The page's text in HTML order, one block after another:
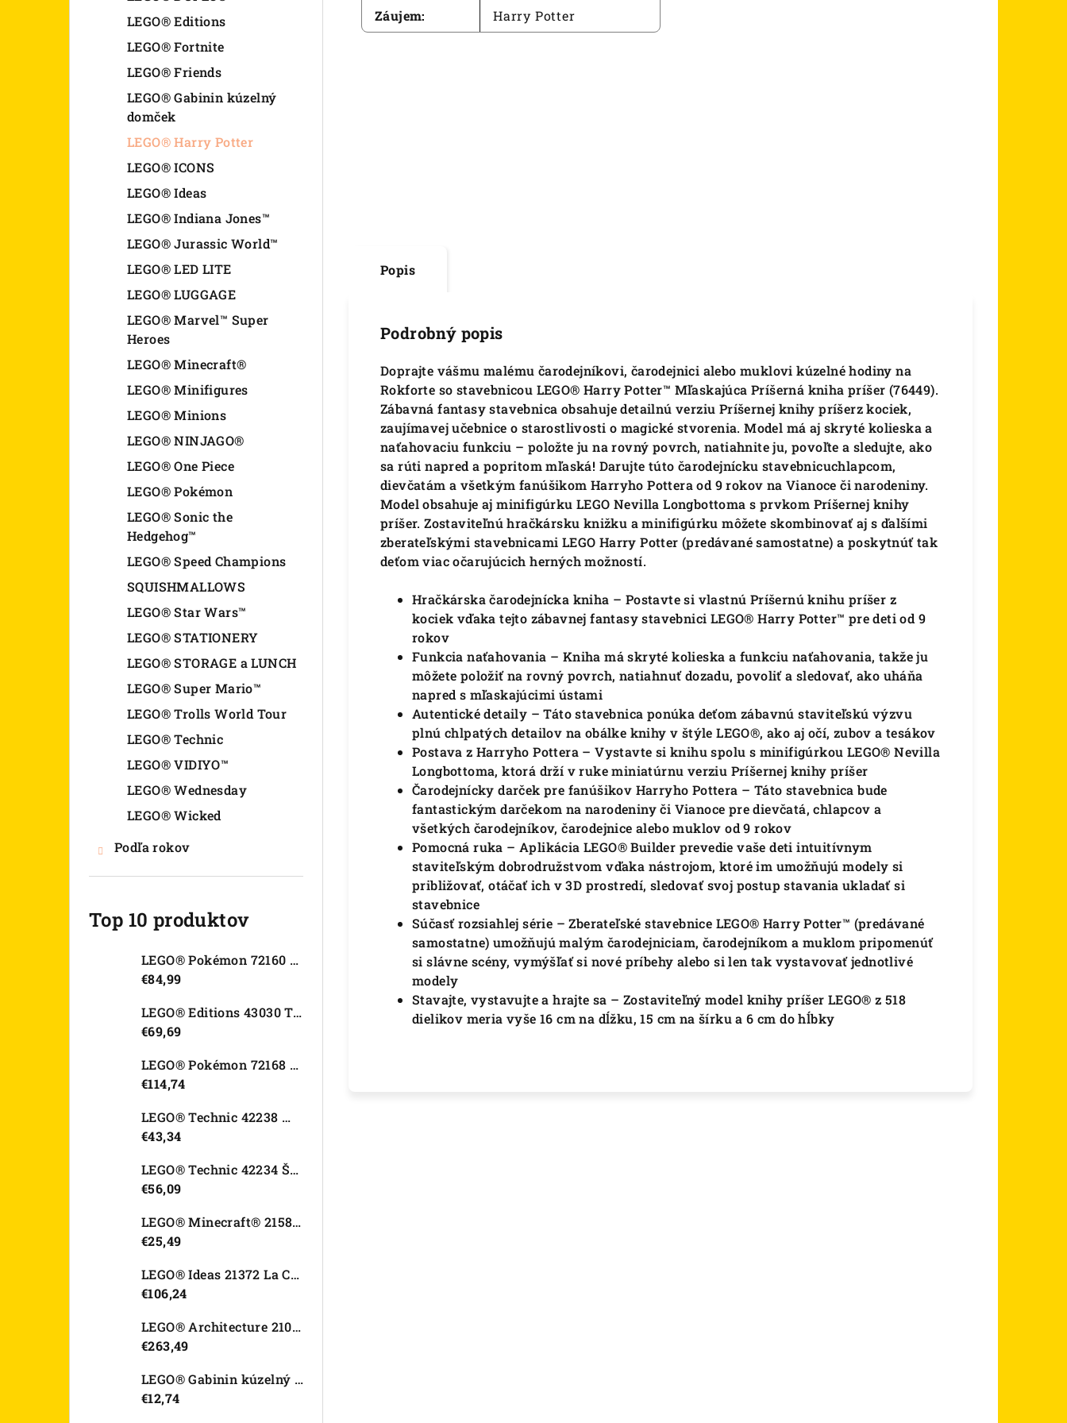
LEGO® Editions
LEGO® Fortnite
LEGO® Friends
LEGO® Gabinin kúzelný
domček
LEGO® Harry Potter
LEGO® ICONS
LEGO® Ideas
LEGO® Indiana Jones™
LEGO® Jurassic World™
LEGO® LED LITE
LEGO® LUGGAGE
LEGO® Marvel™ Super
Heroes
LEGO® Minecraft®
LEGO® Minifigures
LEGO® Minions
LEGO® NINJAGO®
LEGO® One Piece
LEGO® Pokémon
LEGO® Sonic the
Hedgehog™
LEGO® Speed Champions
SQUISHMALLOWS
LEGO® Star Wars™
LEGO® STATIONERY
LEGO® STORAGE a LUNCH
LEGO® Super Mario™
LEGO® Trolls World Tour
LEGO® Technic
LEGO® VIDIYO™
LEGO® Wednesday
LEGO® Wicked
Podľa rokov
Top 10 produktov
LEGO® Pokémon 72160 Arcanine
€84,99
LEGO® Editions 43030 Tajná skrýša Olivie Rodrigo
€69,69
LEGO® Pokémon 72168 Rayquaza
€114,74
LEGO® Technic 42238 Motorka Ducati Desmo450 MX Factory
€43,34
LEGO® Technic 42234 Športové auto Dodge Viper GTS-R
€56,09
LEGO® Minecraft® 21582 Kurací džokej
€25,49
LEGO® Ideas 21372 La Catrina
€106,24
LEGO® Architecture 21067 Tower Bridge
€263,49
LEGO® Gabinin kúzelný domček 11212 Záhradný domček Víly mačičky
€12,74
Záujem: Harry Potter
Popis
Podrobný popis
Doprajte vášmu malému čarodejníkovi, čarodejnici alebo muklovi kúzelné hodiny na
Rokforte so stavebnicou LEGO® Harry Potter™ Mľaskajúca Príšerná kniha príšer (76449).
Zábavná fantasy stavebnica obsahuje detailnú verziu Príšernej knihy príšerz kociek,
zaujímavej učebnice o starostlivosti o magické stvorenia. Model má aj skryté kolieska a
naťahovaciu funkciu – položte ju na rovný povrch, natiahnite ju, povoľte a sledujte, ako
sa rúti napred a popritom mľaská! Darujte túto čarodejnícku stavebnicuchlapcom,
dievčatám a všetkým fanúšikom Harryho Pottera od 9 rokov na Vianoce či narodeniny.
Model obsahuje aj minifigúrku LEGO Nevilla Longbottoma s prvkom Príšernej knihy
príšer. Zostaviteľnú hračkársku knižku a minifigúrku môžete skombinovať aj s ďalšími
zberateľskými stavebnicami LEGO Harry Potter (predávané samostatne) a poskytnúť tak
deťom viac očarujúcich herných možností.
Hračkárska čarodejnícka kniha – Postavte si vlastnú Príšernú knihu príšer z
kociek vďaka tejto zábavnej fantasy stavebnici LEGO® Harry Potter™ pre deti od 9
rokov
Funkcia naťahovania – Kniha má skryté kolieska a funkciu naťahovania, takže ju
môžete položiť na rovný povrch, natiahnuť dozadu, povoliť a sledovať, ako uháňa
napred s mľaskajúcimi ústami
Autentické detaily – Táto stavebnica ponúka deťom zábavnú staviteľskú výzvu
plnú chlpatých detailov na obálke knihy v štýle LEGO®, ako aj očí, zubov a tesákov
Postava z Harryho Pottera – Vystavte si knihu spolu s minifigúrkou LEGO® Nevilla
Longbottoma, ktorá drží v ruke miniatúrnu verziu Príšernej knihy príšer
Čarodejnícky darček pre fanúšikov Harryho Pottera – Táto stavebnica bude
fantastickým darčekom na narodeniny či Vianoce pre dievčatá, chlapcov a
všetkých čarodejníkov, čarodejnice alebo muklov od 9 rokov
Pomocná ruka – Aplikácia LEGO® Builder prevedie vaše deti intuitívnym
staviteľským dobrodružstvom vďaka nástrojom, ktoré im umožňujú modely si
približovať, otáčať ich v 3D prostredí, sledovať svoj postup stavania ukladať si
stavebnice
Súčasť rozsiahlej série – Zberateľské stavebnice LEGO® Harry Potter™ (predávané
samostatne) umožňujú malým čarodejniciam, čarodejníkom a muklom pripomenúť
si slávne scény, vymýšľať si nové príbehy alebo si len tak vystavovať jednotlivé
modely
Stavajte, vystavujte a hrajte sa – Zostaviteľný model knihy príšer LEGO® z 518
dielikov meria vyše 16 cm na dĺžku, 15 cm na šírku a 6 cm do hĺbky